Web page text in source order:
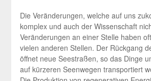
Die Veränderungen, welche auf uns
komplex und auch der Wissenschaft
Veränderungen an einer Stelle haben
vielen anderen Stellen. Der Rückgang
öffnet neue Seestraßen, so das Dinge
auf kürzeren Seenwegen transportiert